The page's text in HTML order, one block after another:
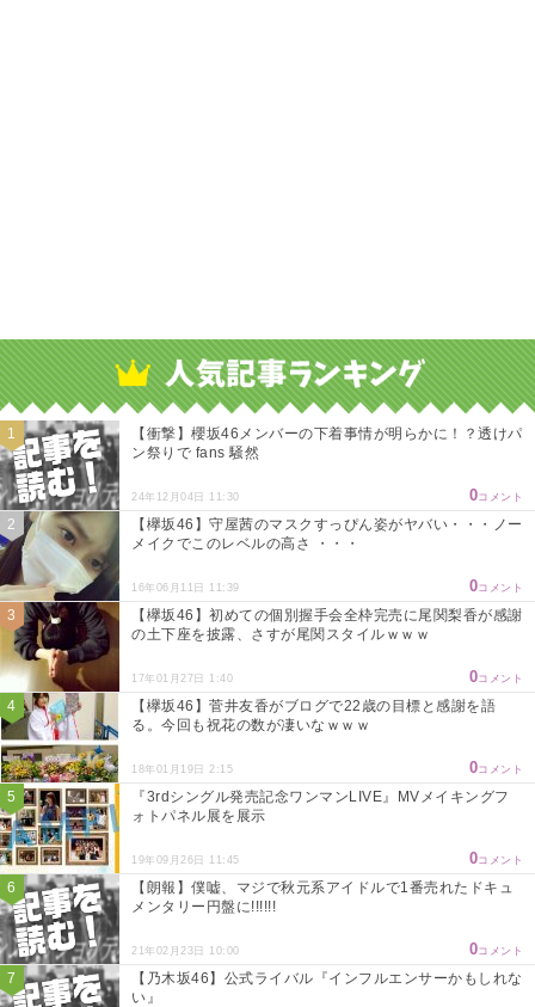
【衝撃】櫻坂46メンバーの下着事情が明らかに！？透けパ
ン祭りで fans 騒然
24年12月04日 11:30 0コメント
【欅坂46】守屋茜のマスクすっぴん姿がヤバい・・・ノー
メイクでこのレベルの高さ ・・・
16年06月11日 11:39 0コメント
【欅坂46】初めての個別握手会全枠完売に尾関梨香が感謝
の土下座を披露、さすが尾関スタイルｗｗｗ
17年01月27日 1:40 0コメント
【欅坂46】菅井友香がブログで22歳の目標と感謝を語
る。今回も祝花の数が凄いなｗｗｗ
18年01月19日 2:15 0コメント
『3rdシングル発売記念ワンマンLIVE』MVメイキングフ
ォトパネル展を展示
19年09月26日 11:45 0コメント
【朗報】僕嘘、マジで秋元系アイドルで1番売れたドキュ
メンタリー円盤に!!!!!!
21年02月23日 10:00 0コメント
【乃木坂46】公式ライバル『インフルエンサーかもしれな
い』